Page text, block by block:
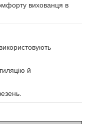
вихованця в
й